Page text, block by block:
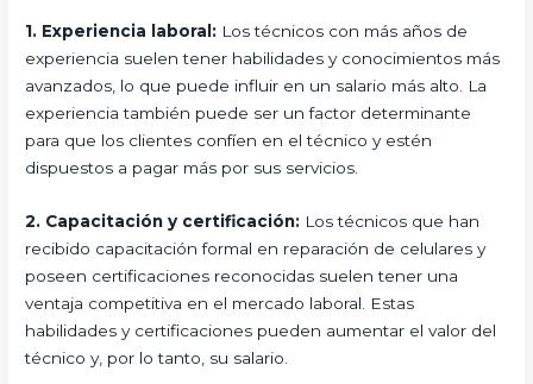
1. Experiencia laboral: Los técnicos con más años de
experiencia suelen tener habilidades y conocimientos más
avanzados, lo que puede influir en un salario más alto. La
experiencia también puede ser un factor determinante
para que los clientes confíen en el técnico y estén
dispuestos a pagar más por sus servicios.
2. Capacitación y certificación: Los técnicos que han
recibido capacitación formal en reparación de celulares y
poseen certificaciones reconocidas suelen tener una
ventaja competitiva en el mercado laboral. Estas
habilidades y certificaciones pueden aumentar el valor del
técnico y, por lo tanto, su salario.